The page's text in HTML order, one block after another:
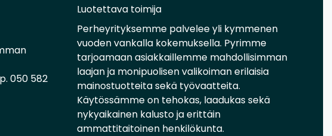
050 582
Luotettava toimija
Perheyrityksemme palvelee yli kymmenen
vuoden vankalla kokemuksella. Pyrimme
tarjoamaan asiakkaillemme mahdollisimman
laajan ja monipuolisen valikoiman erilaisia
mainostuotteita sekä työvaatteita.
Käytössämme on tehokas, laadukas sekä
nykyaikainen kalusto ja erittäin
ammattitaitoinen henkilökunta.